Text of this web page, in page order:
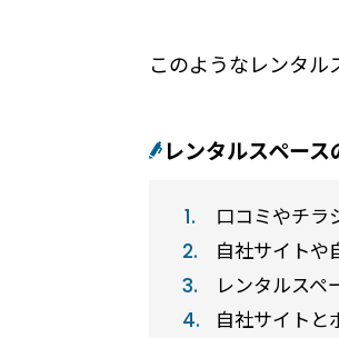
このようなレンタル
レンタルスペー
口コミやチラ
自社サイトや
レンタルスペ
自社サイトと
公共施設